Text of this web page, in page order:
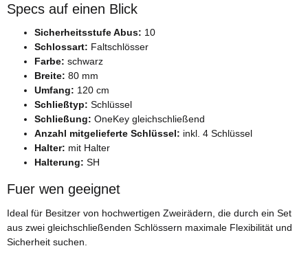
Specs auf einen Blick
Sicherheitsstufe Abus: 10
Schlossart: Faltschlösser
Farbe: schwarz
Breite: 80 mm
Umfang: 120 cm
Schließtyp: Schlüssel
Schließung: OneKey gleichschließend
Anzahl mitgelieferte Schlüssel: inkl. 4 Schlüssel
Halter: mit Halter
Halterung: SH
Fuer wen geeignet
Ideal für Besitzer von hochwertigen Zweirädern, die durch ein Set
aus zwei gleichschließenden Schlössern maximale Flexibilität und
Sicherheit suchen.